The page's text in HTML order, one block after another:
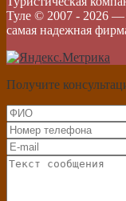
Туле © 2007 - 2026 —
самая надежная
Получите